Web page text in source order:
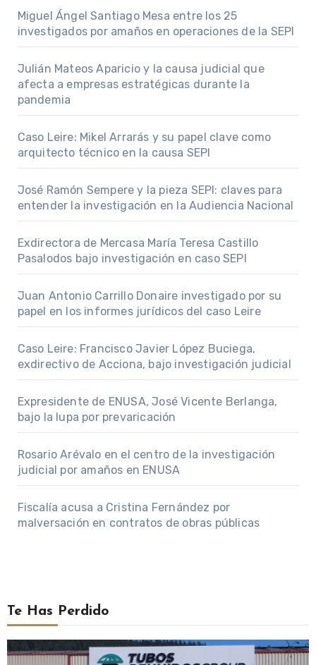
Miguel Ángel Santiago Mesa entre los 25
investigados por amaños en operaciones de la SEPI
Julián Mateos Aparicio y la causa judicial que
afecta a empresas estratégicas durante la
pandemia
Caso Leire: Mikel Arrarás y su papel clave como
arquitecto técnico en la causa SEPI
José Ramón Sempere y la pieza SEPI: claves para
entender la investigación en la Audiencia Nacional
Exdirectora de Mercasa María Teresa Castillo
Pasalodos bajo investigación en caso SEPI
Juan Antonio Carrillo Donaire investigado por su
papel en los informes jurídicos del caso Leire
Caso Leire: Francisco Javier López Buciega,
exdirectivo de Acciona, bajo investigación judicial
Expresidente de ENUSA, José Vicente Berlanga,
bajo la lupa por prevaricación
Rosario Arévalo en el centro de la investigación
judicial por amaños en ENUSA
Fiscalía acusa a Cristina Fernández por
malversación en contratos de obras públicas
Te Has Perdido